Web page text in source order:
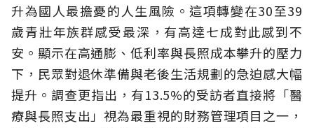
升為國人最擔憂的人生風險。這項轉變在30至39
歲青壯年族群感受最深，有高達七成對此感到不
安。顯示在高通膨、低利率與長照成本攀升的壓力
下，民眾對退休準備與老後生活規劃的急迫感大幅
提升。調查更指出，有13.5%的受訪者直接將「醫
療與長照支出」視為最重視的財務管理項目之一，